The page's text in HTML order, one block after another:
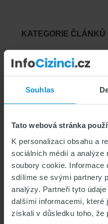
Souhlas
Tato webová stránka
K personalizaci obsahu a
sociálních médií a
soubory cookie. Informace
sdílíme se svými partnery
analýzy. Partneři tyto
dalšími informacemi, které
získali v důsledku toho, že
KATEGORIE ČLÁNKŮ
Podnikání
Pracovní povolení
Vízové informace &
Zajímavosti
Zdravotní pojištění
Život v České
VYHLEDAT